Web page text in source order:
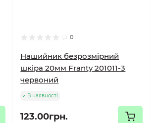
0
Нашийник безрозмірний
шкіра 20мм Franty 201011-3
червоний
В наявності
123.00грн.